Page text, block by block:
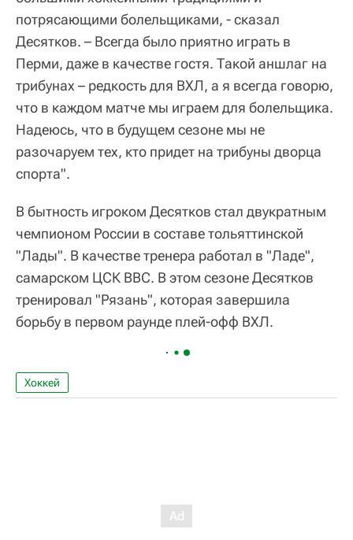
потрясающими болельщиками, - сказал
Десятков. – Всегда было приятно играть в
Перми, даже в качестве гостя. Такой аншлаг на
трибунах – редкость для ВХЛ, а я всегда говорю,
что в каждом матче мы играем для болельщика.
Надеюсь, что в будущем сезоне мы не
разочаруем тех, кто придет на трибуны дворца
спорта".
В бытность игроком Десятков стал двукратным
чемпионом России в составе тольяттинской
"Лады". В качестве тренера работал в "Ладе",
самарском ЦСК ВВС. В этом сезоне Десятков
тренировал "Рязань", которая завершила
борьбу в первом раунде плей-офф ВХЛ.
Хоккей